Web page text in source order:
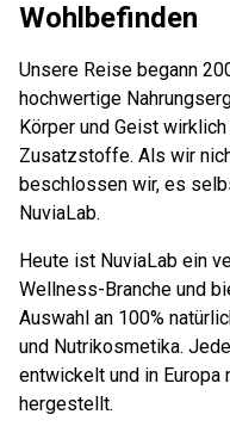
Wohlbefinden
Unsere Reise begann
hochwertige
Körper und Geist
Zusatzstoffe. Als wir
beschlossen wir, es
NuviaLab.
Heute ist NuviaLab ein
Wellness-Branche und
Auswahl an 100%
und Nutrikosmetika.
entwickelt und in Europa
hergestellt.